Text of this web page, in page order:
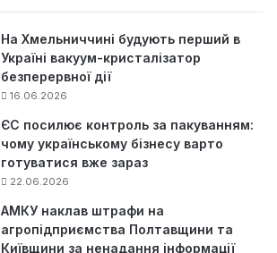
На Хмельниччині будують перший в
Україні вакуум-кристалізатор
безперервної дії
16.06.2026
ЄС посилює контроль за пакуванням:
чому українському бізнесу варто
готуватися вже зараз
22.06.2026
АМКУ наклав штрафи на
агропідприємства Полтавщини та
Київщини за ненадання інформації